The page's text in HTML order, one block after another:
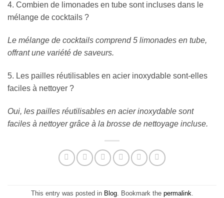
4. Combien de limonades en tube sont incluses dans le
mélange de cocktails ?
Le mélange de cocktails comprend 5 limonades en tube,
offrant une variété de saveurs.
5. Les pailles réutilisables en acier inoxydable sont-elles
faciles à nettoyer ?
Oui, les pailles réutilisables en acier inoxydable sont
faciles à nettoyer grâce à la brosse de nettoyage incluse.
This entry was posted in Blog. Bookmark the permalink.